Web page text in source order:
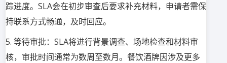
踪进度。SLA会在初步审查后要求补充材料，申请者需保
持联系方式畅通，及时回应。
5. 等待审批：SLA将进行背景调查、场地检查和材料审
核，审批时间通常为数周至数月。餐饮酒牌因涉及更多